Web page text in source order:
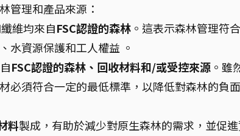
管理和產品來源：
維均來自FSC認證的森林 。這表示森林管理符合
水資源保護和工人權益 。
FSC認證的森林、回收材料和/或受控來源 。雖
必須符合一定的最低標準，以降低對森林的負面
料製成，有助於減少對原生森林的需求，並促